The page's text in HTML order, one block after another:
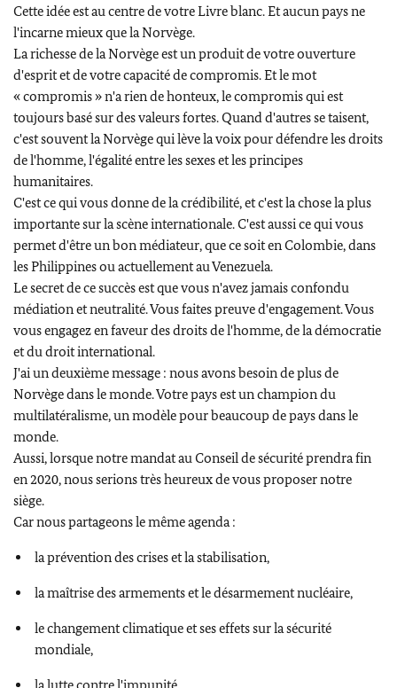
Cette idée est au centre de votre Livre blanc. Et aucun pays ne
l'incarne mieux que la Norvège.
La richesse de la Norvège est un produit de votre ouverture
d'esprit et de votre capacité de compromis. Et le mot
« compromis » n'a rien de honteux, le compromis qui est
toujours basé sur des valeurs fortes. Quand d'autres se taisent,
c'est souvent la Norvège qui lève la voix pour défendre les droits
de l'homme, l'égalité entre les sexes et les principes
humanitaires.
C'est ce qui vous donne de la crédibilité, et c'est la chose la plus
importante sur la scène internationale. C'est aussi ce qui vous
permet d'être un bon médiateur, que ce soit en Colombie, dans
les Philippines ou actuellement au Venezuela.
Le secret de ce succès est que vous n'avez jamais confondu
médiation et neutralité. Vous faites preuve d'engagement. Vous
vous engagez en faveur des droits de l'homme, de la démocratie
et du droit international.
J'ai un deuxième message : nous avons besoin de plus de
Norvège dans le monde. Votre pays est un champion du
multilatéralisme, un modèle pour beaucoup de pays dans le
monde.
Aussi, lorsque notre mandat au Conseil de sécurité prendra fin
en 2020, nous serions très heureux de vous proposer notre
siège.
Car nous partageons le même agenda :
la prévention des crises et la stabilisation,
la maîtrise des armements et le désarmement nucléaire,
le changement climatique et ses effets sur la sécurité
mondiale,